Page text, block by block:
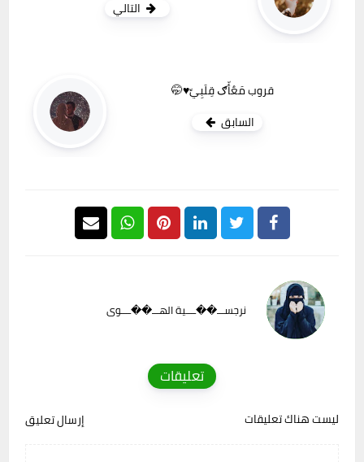
التالي
قروب مَعٌأّګ قِلَبِيِّ♥️🤭
السابق
نرجســـ��ــــية الهـــ��ــــوى
تعليقات
ليست هناك تعليقات إرسال تعليق